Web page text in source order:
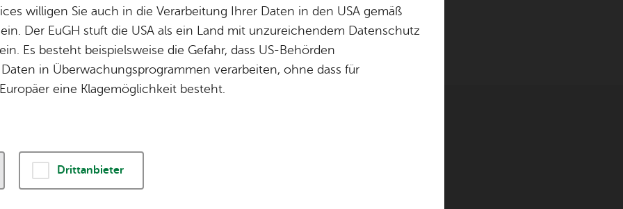
herzlich zur 3. Aufführung ein.
& Ver­an­stal­ter
willigen Sie auch in die Verarbeitung Ihrer Daten in den USA gemäß
ein. Der EuGH stuft die USA als ein Land mit unzureichendem Datenschutz
Es besteht beispielsweise die Gefahr, dass US-Behörden
in Überwachungsprogrammen verarbeiten, ohne dass für
eine Klagemöglichkeit besteht.
Drittanbieter